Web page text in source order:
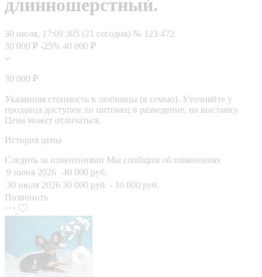
длинношерстный.
30 июля, 17:09 305 (21 сегодня) № 123 472
30 000 ₽ -25% 40 000 ₽
30 000 ₽
Указанная стоимость в любимцы (в семью). Уточняйте у
продавца доступен ли питомец в разведение, на выставку.
Цена может отличаться.
История цены
Следить за изменениями Мы сообщим об изменениях
9 июня 2026
40 000 руб.
30 июля 2026 30 000 руб. - 10 000 руб.
Позвонить